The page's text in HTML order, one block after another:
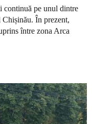
continuă pe unul dintre
În prezent,
între zona Arca